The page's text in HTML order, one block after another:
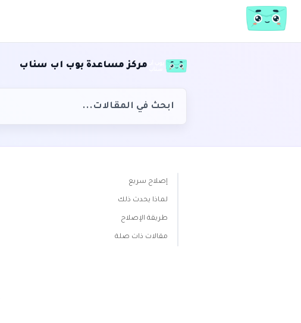
مركز مساعدة بوب اب سناب
إصلاح سريع
لماذا يحدث ذلك
طريقة الإصلاح
مقالات ذات صلة